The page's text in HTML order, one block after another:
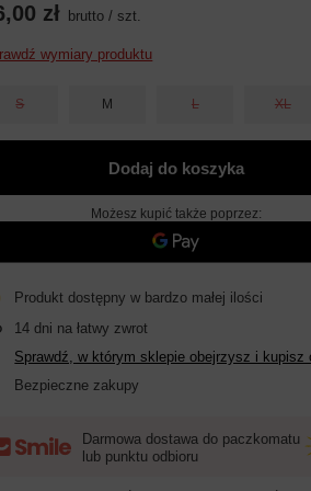
zł brutto /szt.
wymiary produktu
S M L XL
Dodaj do koszyka
Możesz kupić także poprzez:
Produkt dostępny w bardzo małej ilości
14 dni na łatwy zwrot
Sprawdź, w którym sklepie obejrzysz i kupisz
Bezpieczne zakupy
Darmowa dostawa do paczkomatu
lub punktu odbioru